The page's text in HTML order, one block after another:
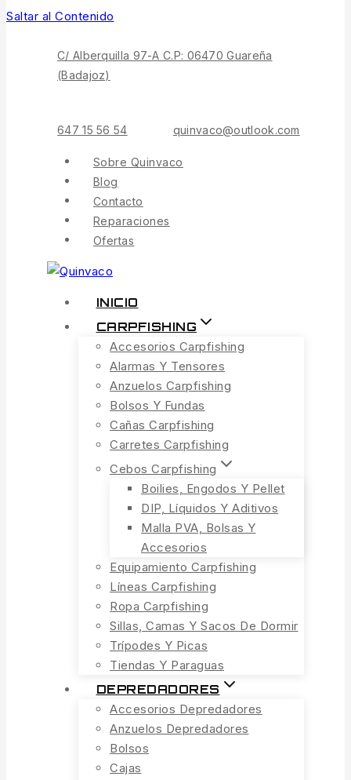
Saltar al Contenido
C/ Alberquilla 97-A C.P: 06470 Guareña
(Badajoz)
647 15 56 54 quinvaco@outlook.com
Sobre Quinvaco
Blog
Contacto
Reparaciones
Ofertas
INICIO
CARPFISHING
Accesorios Carpfishing
Alarmas Y Tensores
Anzuelos Carpfishing
Bolsos Y Fundas
Cañas Carpfishing
Carretes Carpfishing
Cebos Carpfishing
Boilies, Engodos Y Pellet
DIP, Líquidos Y Aditivos
Malla PVA, Bolsas Y
Accesorios
Equipamiento Carpfishing
Líneas Carpfishing
Ropa Carpfishing
Sillas, Camas Y Sacos De Dormir
Trípodes Y Picas
Tiendas Y Paraguas
DEPREDADORES
Accesorios Depredadores
Anzuelos Depredadores
Bolsos
Cajas